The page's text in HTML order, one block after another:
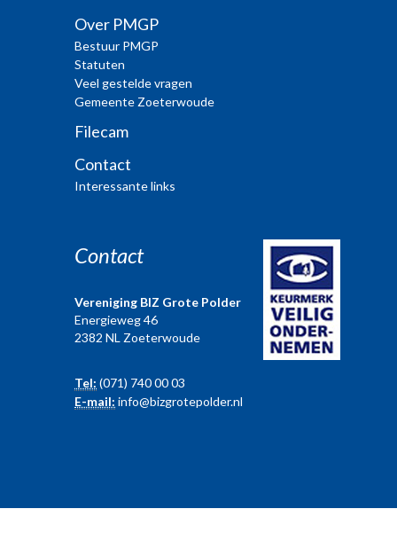
Over PMGP
Bestuur PMGP
Statuten
Veel gestelde vragen
Gemeente Zoeterwoude
Filecam
Contact
Interessante links
Contact
Vereniging BIZ Grote Polder
Energieweg 46
2382 NL Zoeterwoude
Tel: (071) 740 00 03
E-mail: info@bizgrotepolder.nl